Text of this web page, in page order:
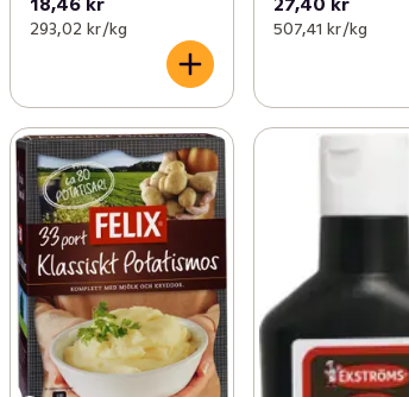
293,02 kr /kg 507,41 kr /kg